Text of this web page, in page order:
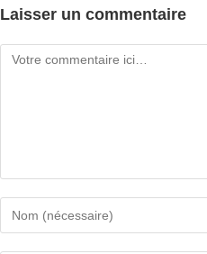
Laisser un commentaire